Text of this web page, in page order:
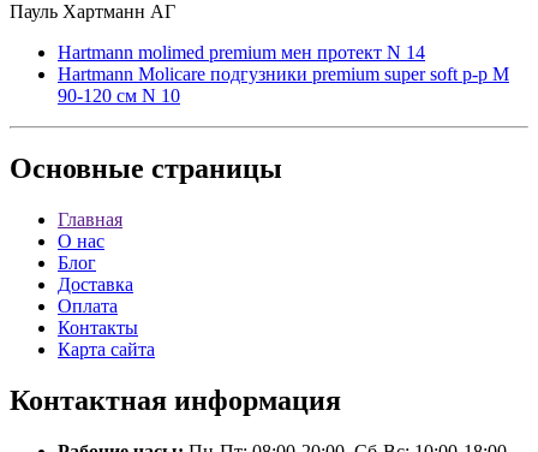
Пауль Хартманн АГ
Hartmann molimed premium мен протект N 14
Hartmann Molicare подгузники premium super soft р-р M
90-120 см N 10
Основные страницы
Главная
О нас
Блог
Доставка
Оплата
Контакты
Карта сайта
Контактная информация